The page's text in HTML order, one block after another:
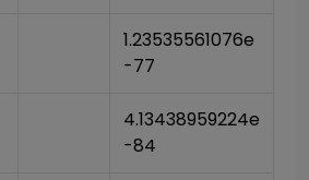
1.23535561076e
-77
4.13438959224e
-84